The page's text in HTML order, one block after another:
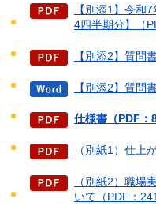
【別添1】令和
4四半期分】（
【別添2】質問
【別添2】質問
仕様書（PDF：
（別紙1）仕上
（別紙2）職場
いて（PDF：